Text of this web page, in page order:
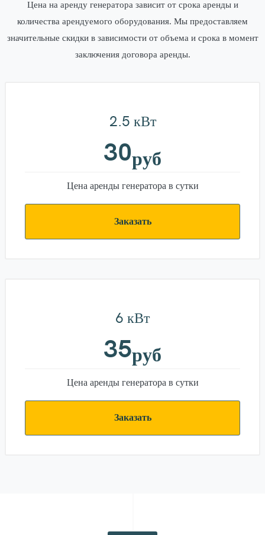
Цена на аренду генератора зависит от срока аренды и
количества арендуемого оборудования. Мы предоставляем
значительные скидки в зависимости от объема и срока в момент
заключения договора аренды.
2.5 кВт
30руб
Цена аренды генератора в сутки
Заказать
6 кВт
35руб
Цена аренды генератора в сутки
Заказать